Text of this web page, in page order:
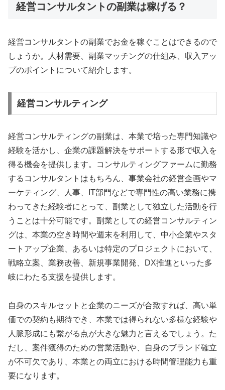
経営コンサルタントの副業は稼げる？
経営コンサルタントの副業でお金を稼ぐことはできるので
しょうか。人材需要、副業マッチングの仕組み、収入アッ
プのポイントについて紹介します。
経営コンサルティング
経営コンサルティングの副業は、本業で培った専門知識や
経験を活かし、企業の課題解決をサポートする形で収入を
得る機会を提供します。コンサルティングファームに勤務
するコンサルタントはもちろん、事業会社の経営企画やマ
ーケティング、人事、IT部門などで専門性の高い業務に携
わってきた経験者にとって、副業として独立した活動を行
うことは十分可能です。副業としての経営コンサルティン
グは、本業の空き時間や週末を利用して、中小企業やスタ
ートアップ企業、あるいは特定のプロジェクトにおいて、
戦略立案、業務改善、新規事業開発、DX推進といった多
岐にわたる支援を提供します。
自身のスキルセットと企業のニーズが合致すれば、高い単
価での契約も期待でき、本業では得られない多様な経験や
人脈形成にも繋がる点が大きな魅力と言えるでしょう。た
だし、案件獲得のための営業活動や、自身のブランド確立
が不可欠であり、本業との両立における時間管理能力も重
要になります。